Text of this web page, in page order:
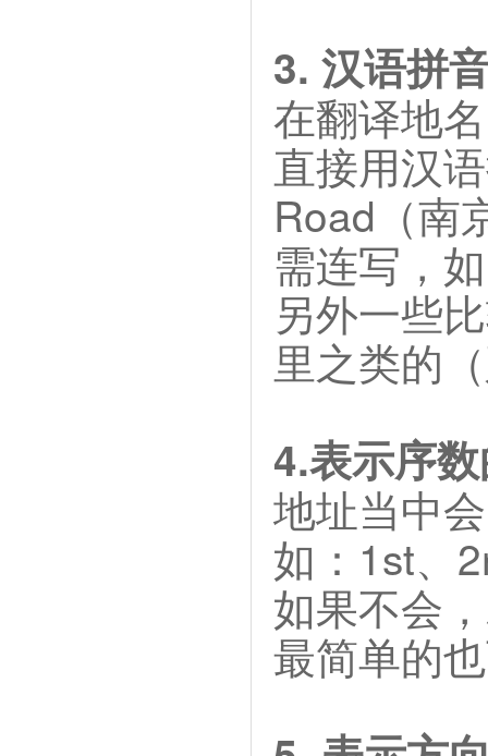
3. 汉语拼
在翻译地
直接用汉
Road（南
需连写，
另外一些
里之类的
4.表示序
地址当中
如：1st
如果不会
最简单的